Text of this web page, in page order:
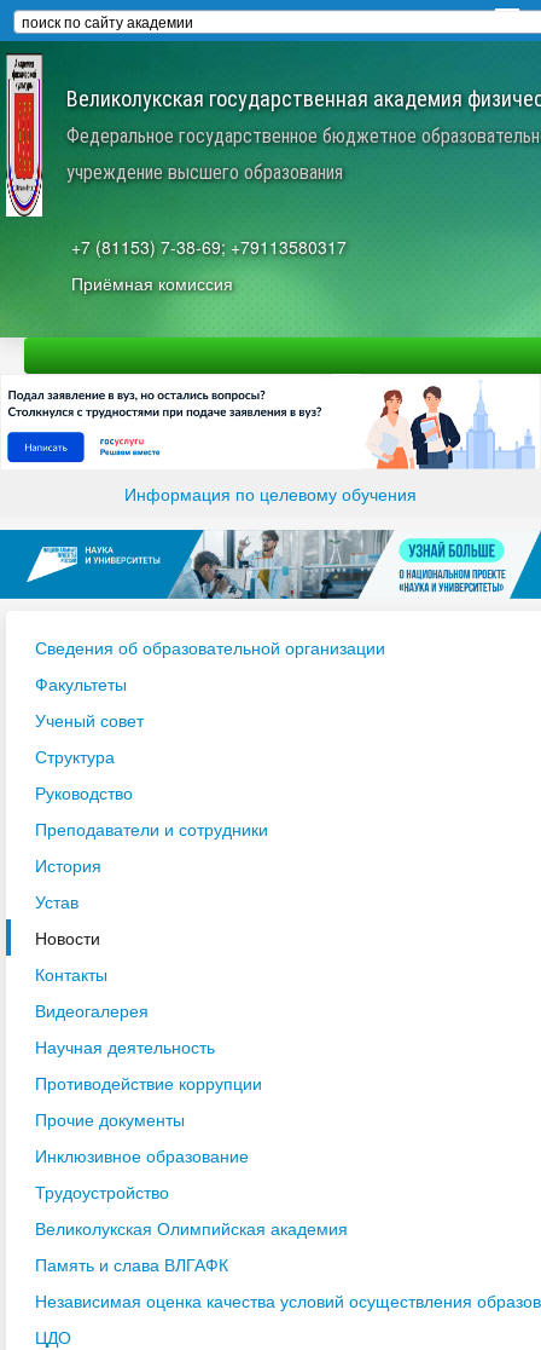
Великолукская государственная академия
Федеральное государственное бюджетное
учреждение высшего образования
+7 (81153) 7-38-69; +79113580317
Приёмная комиссия
Информация по целевому обучения
Сведения об образовательной организации
Факультеты
Ученый совет
Структура
Руководство
Преподаватели и сотрудники
История
Устав
Новости
Контакты
Видеогалерея
Научная деятельность
Противодействие коррупции
Прочие документы
Инклюзивное образование
Трудоустройство
Великолукская Олимпийская академия
Память и слава ВЛГАФК
Независимая оценка качества условий осуществления
ЦДО